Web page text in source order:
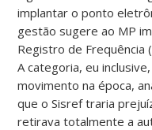
implantar o ponto
gestão sugere ao MP
Registro de Frequência
A categoria, eu
movimento na época,
que o Sisref traria
retirava totalmente a